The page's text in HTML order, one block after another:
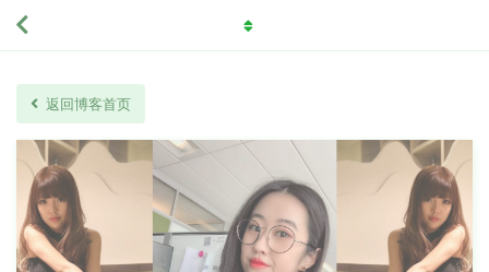
返回博客首页